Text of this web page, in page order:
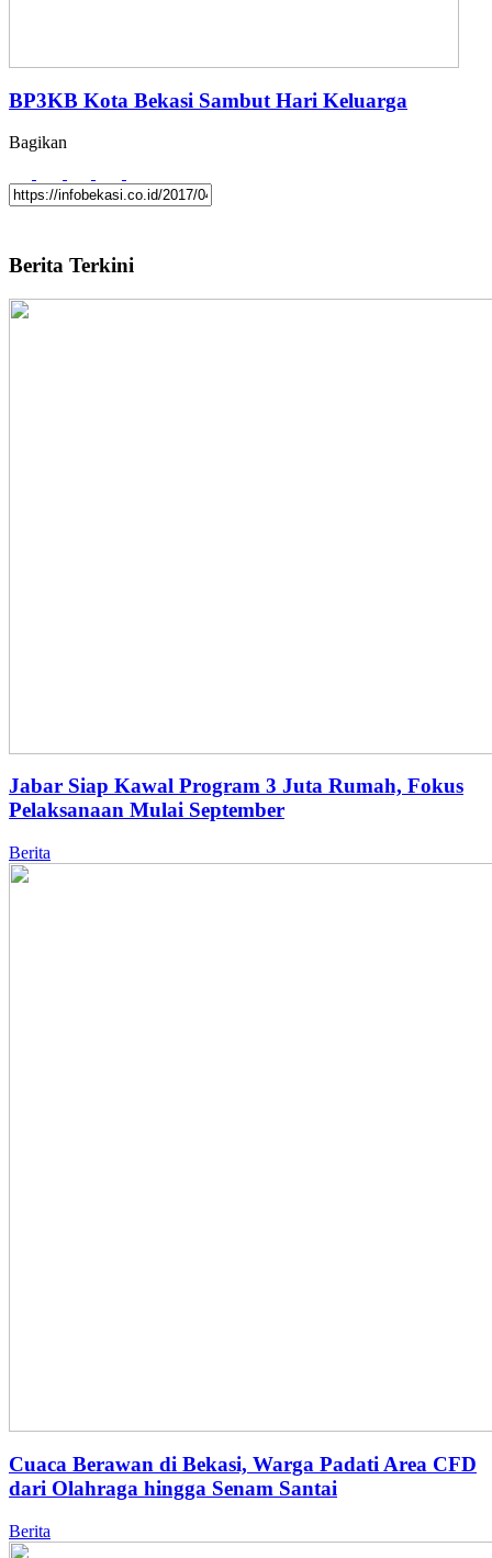
BP3KB Kota Bekasi Sambut Hari Keluarga
Bagikan
Berita Terkini
Jabar Siap Kawal Program 3 Juta Rumah, Fokus
Pelaksanaan Mulai September
Berita
Cuaca Berawan di Bekasi, Warga Padati Area CFD
dari Olahraga hingga Senam Santai
Berita